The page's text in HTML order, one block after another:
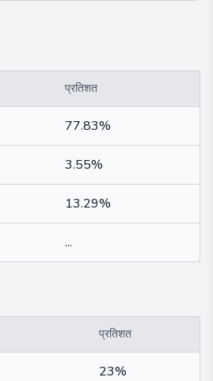
प्रतिशत
77.83%
3.55%
13.29%
...
प्रतिशत
23%